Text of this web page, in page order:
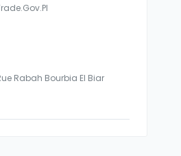
Rabah Bourbia El Biar